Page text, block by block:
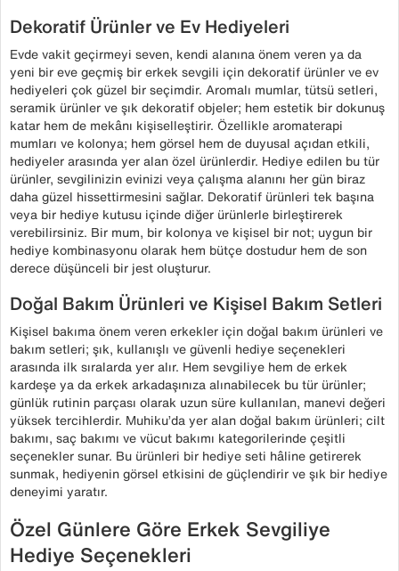
Dekoratif Ürünler ve Ev Hediyeleri
Evde vakit geçirmeyi seven, kendi alanına önem veren ya da
yeni bir eve geçmiş bir erkek sevgili için dekoratif ürünler ve ev
hediyeleri çok güzel bir seçimdir. Aromalı mumlar, tütsü setleri,
seramik ürünler ve şık dekoratif objeler; hem estetik bir dokunuş
katar hem de mekânı kişiselleştirir. Özellikle aromaterapi
mumları ve kolonya; hem görsel hem de duyusal açıdan etkili,
hediyeler arasında yer alan özel ürünlerdir. Hediye edilen bu tür
ürünler, sevgilinizin evinizi veya çalışma alanını her gün biraz
daha güzel hissettirmesini sağlar. Dekoratif ürünleri tek başına
veya bir hediye kutusu içinde diğer ürünlerle birleştirerek
verebilirsiniz. Bir mum, bir kolonya ve kişisel bir not; uygun bir
hediye kombinasyonu olarak hem bütçe dostudur hem de son
derece düşünceli bir jest oluşturur.
Doğal Bakım Ürünleri ve Kişisel Bakım Setleri
Kişisel bakıma önem veren erkekler için doğal bakım ürünleri ve
bakım setleri; şık, kullanışlı ve güvenli hediye seçenekleri
arasında ilk sıralarda yer alır. Hem sevgiliye hem de erkek
kardeşe ya da erkek arkadaşınıza alınabilecek bu tür ürünler;
günlük rutinin parçası olarak uzun süre kullanılan, manevi değeri
yüksek tercihlerdir. Muhiku’da yer alan doğal bakım ürünleri; cilt
bakımı, saç bakımı ve vücut bakımı kategorilerinde çeşitli
seçenekler sunar. Bu ürünleri bir hediye seti hâline getirerek
sunmak, hediyenin görsel etkisini de güçlendirir ve şık bir hediye
deneyimi yaratır.
Özel Günlere Göre Erkek Sevgiliye
Hediye Seçenekleri